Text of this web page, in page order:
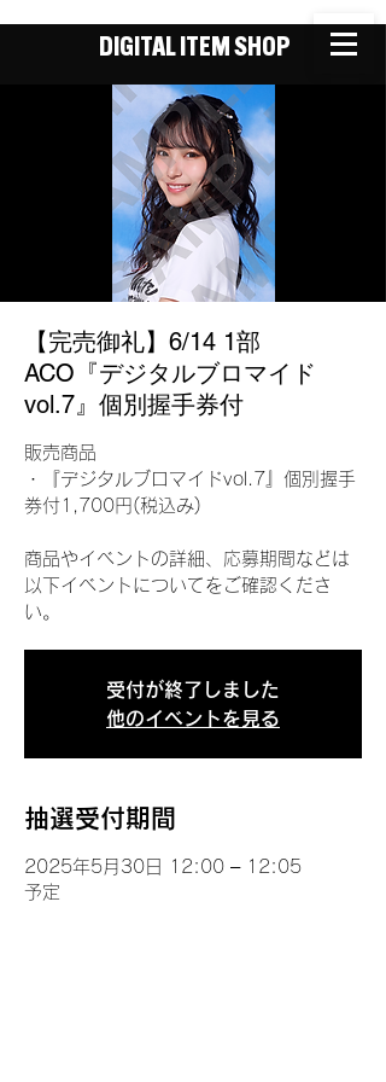
DIGITAL ITEM SHOP
【完売御礼】6/14 1部
ACO『デジタルブロマイド
vol.7』個別握手券付
販売商品
・『デジタルブロマイドvol.7』個別握手
券付1,700円(税込み)
商品やイベントの詳細、応募期間などは
以下イベントについてをご確認くださ
い。
受付が終了しました
他のイベントを見る
抽選受付期間
2025年5月30日 12:00 – 12:05
予定